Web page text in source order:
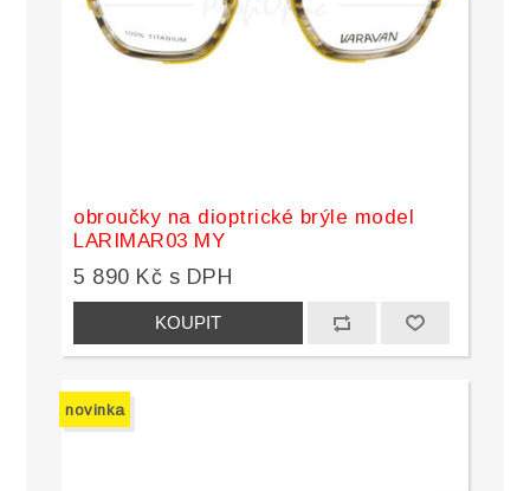
obroučky na dioptrické brýle model
LARIMAR03 MY
5 890 Kč s DPH
novinka